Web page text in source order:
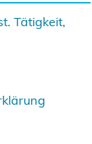
Tätigkeit,